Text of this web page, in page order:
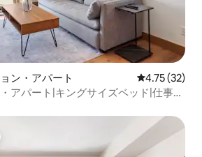
ン・アパート レビュー32
4.75 (32)
アパート|キングサイズベッド|仕事ス
スです。